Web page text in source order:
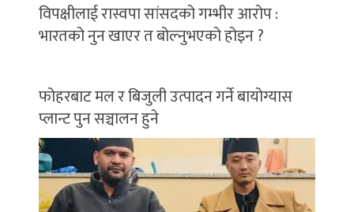
विपक्षीलाई रास्वपा सांसदको गम्भीर आरोप :
भारतको नुन खाएर त बोल्नुभएको होइन ?
फोहरबाट मल र बिजुली उत्पादन गर्ने बायोग्यास
प्लान्ट पुन सञ्चालन हुने